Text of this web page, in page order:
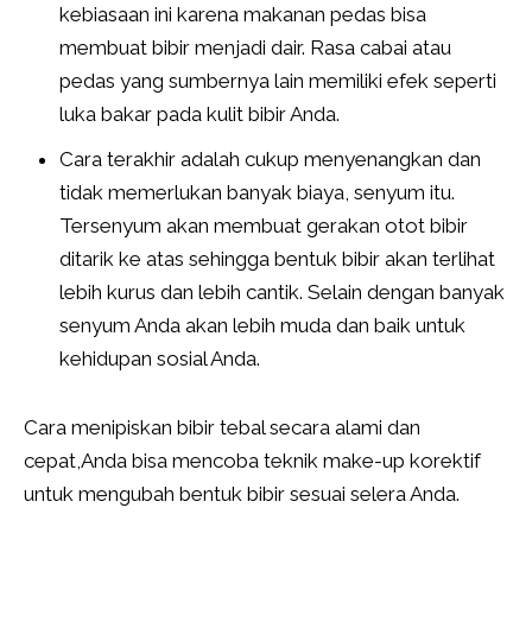
kebiasaan ini karena makanan pedas bisa
membuat bibir menjadi dair. Rasa cabai atau
pedas yang sumbernya lain memiliki efek seperti
luka bakar pada kulit bibir Anda.
Cara terakhir adalah cukup menyenangkan dan
tidak memerlukan banyak biaya, senyum itu.
Tersenyum akan membuat gerakan otot bibir
ditarik ke atas sehingga bentuk bibir akan terlihat
lebih kurus dan lebih cantik. Selain dengan banyak
senyum Anda akan lebih muda dan baik untuk
kehidupan sosial Anda.
Cara menipiskan bibir tebal secara alami dan
cepat,Anda bisa mencoba teknik make-up korektif
untuk mengubah bentuk bibir sesuai selera Anda.